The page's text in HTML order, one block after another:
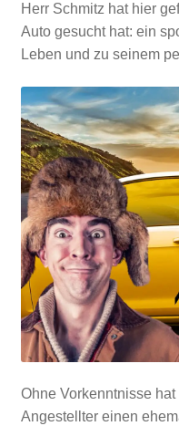
Herr Schmitz hat hier
Auto gesucht hat: ein
Leben und zu seinem
Ohne Vorkenntnisse
Angestellter einen